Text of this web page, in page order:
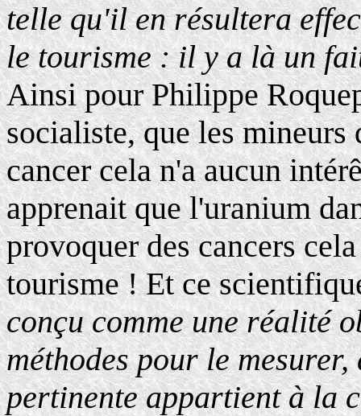
telle qu'il en résultera
le tourisme : il y a là un
Ainsi pour Philippe
socialiste, que les
cancer cela n'a aucun
apprenait que l'uranium
provoquer des cancers
tourisme ! Et ce
conçu comme une réalité
méthodes pour le
pertinente appartient à la